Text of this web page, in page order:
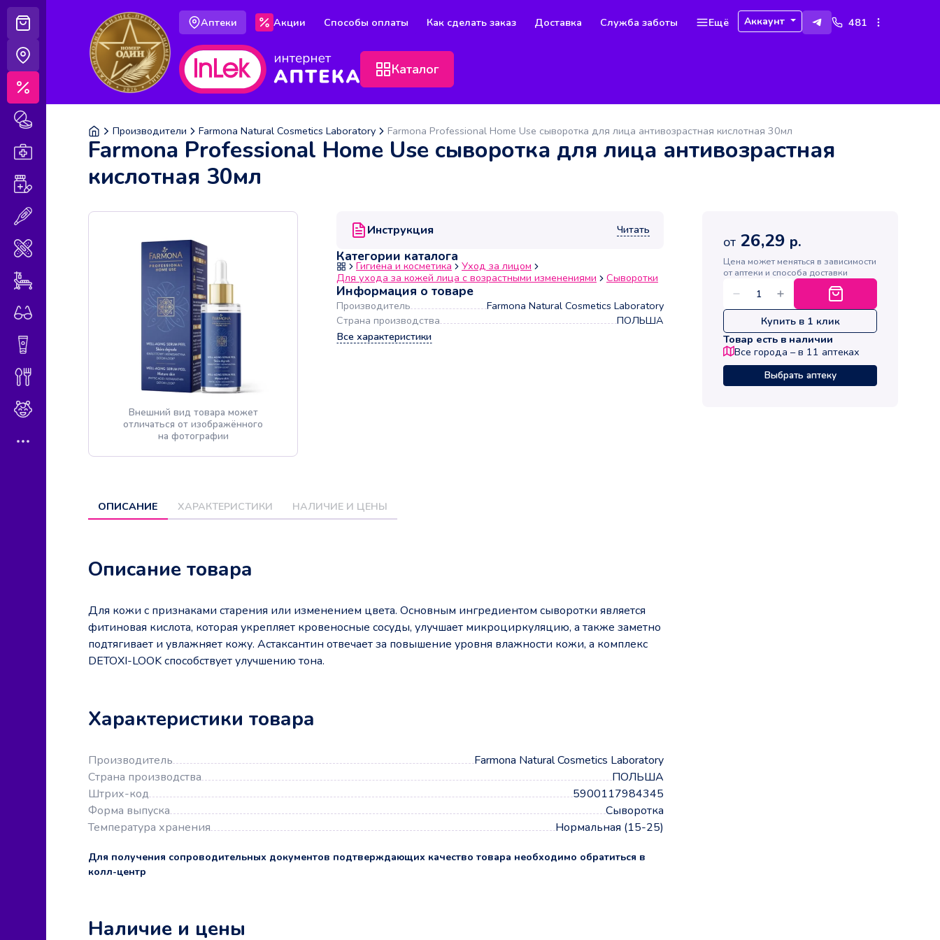
Витамины и БАДы
Медицинская техника
Аптеки Акции Способы оплаты Как сделать заказ Доставка Служба заботы Ещё Аккаунт 481
Каталог
Производители Farmona Natural Cosmetics Laboratory Farmona Professional Home Use сыворотка для лица антивозрастная кислотная 30мл
Farmona Professional Home Use сыворотка для лица антивозрастная
кислотная 30мл
Внешний вид товара может
отличаться от изображённого
на фотографии
Инструкция Читать
Категории каталога
Гигиена и косметика
Уход за лицом
Для ухода за кожей лица с возрастными изменениями
Сыворотки
Информация о товаре
Производитель
Farmona Natural Cosmetics Laboratory
Страна производства
ПОЛЬША
Все характеристики
ОПИСАНИЕ ХАРАКТЕРИСТИКИ НАЛИЧИЕ И ЦЕНЫ
Описание товара
Для кожи с признаками старения или изменением цвета. Основным ингредиентом сыворотки является
фитиновая кислота, которая укрепляет кровеносные сосуды, улучшает микроциркуляцию, а также заметно
подтягивает и увлажняет кожу. Астаксантин отвечает за повышение уровня влажности кожи, а комплекс
DETOXI-LOOK способствует улучшению тона.
Характеристики товара
Производитель
Farmona Natural Cosmetics Laboratory
Страна производства
ПОЛЬША
Штрих-код
5900117984345
Форма выпуска
Сыворотка
Температура хранения
Нормальная (15-25)
Для получения сопроводительных документов подтверждающих качество товара необходимо обратиться в
колл-центр
от 26,29 р.
Цена может меняться в зависимости
от аптеки и способа доставки
Купить в 1 клик
Товар есть в наличии
Все города – в 11 аптеках
Выбрать аптеку
Наличие и цены